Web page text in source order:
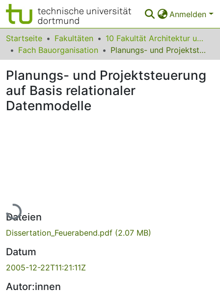
Anmelden
Bereiche & Sammlungen
Das gesamte Repositorium
Statistiken
FAQ
Startseite Fakultäten
10 Fakultät Architektur und Bauingenieurwesen
Fach Bauorganisation
Planungs- und Projektsteuerung auf Basis relationaler Datenmodelle
Planungs- und Projektsteuerung
auf Basis relationaler
Datenmodelle
Lade...
Dateien
Dissertation_Feuerabend.pdf (2.07 MB)
Datum
2005-12-22T11:21:11Z
Autor:innen